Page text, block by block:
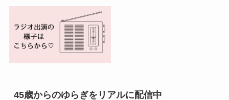
45歳からのゆらぎをリアルに配信中